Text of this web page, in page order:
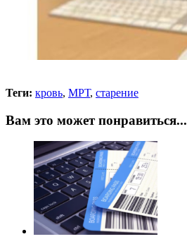
Теги: кровь, МРТ, старение
Вам это может понравиться...